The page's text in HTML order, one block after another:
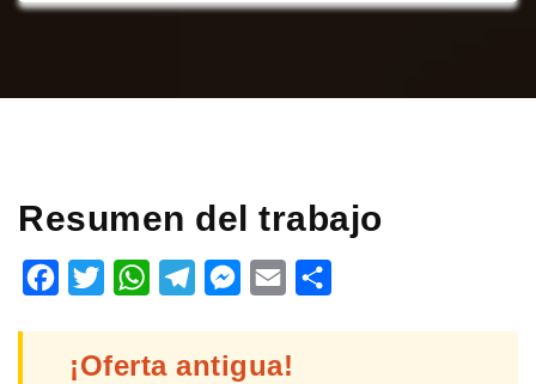
Resumen del trabajo
Facebook
TwitterWhatsAppTelegramMessenger
Email
¡Oferta antigua!